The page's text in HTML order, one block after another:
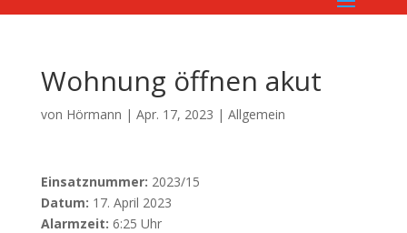
Wohnung öffnen akut
von Hörmann | Apr. 17, 2023 | Allgemein
Einsatznummer: 2023/15
Datum: 17. April 2023
Alarmzeit: 6:25 Uhr